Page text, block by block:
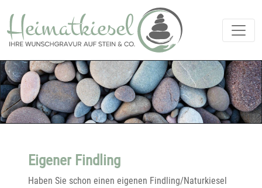
Eigener Findling
Haben Sie schon einen eigenen Findling/Naturkiesel